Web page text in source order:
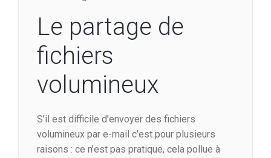
Le partage de
fichiers
volumineux
S’il est difficile d’envoyer des fichiers
volumineux par e-mail c’est pour plusieurs
raisons : ce n’est pas pratique, cela pollue à